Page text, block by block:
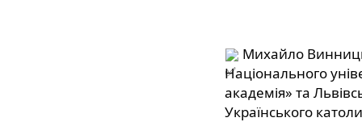
Михайло
Національного
академія» та
Українського